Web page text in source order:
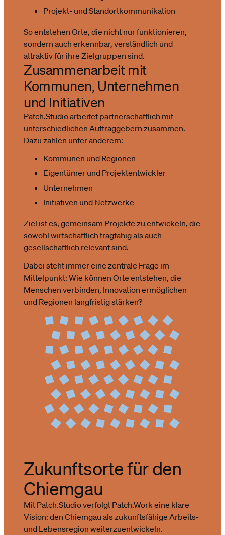
Projekt- und Standortkommunikation
So entstehen Orte, die nicht nur funktionieren,
sondern auch erkennbar, verständlich und
attraktiv für ihre Zielgruppen sind.
Zusammenarbeit mit
Kommunen, Unternehmen
und Initiativen
Patch.Studio arbeitet partnerschaftlich mit
unterschiedlichen Auftraggebern zusammen.
Dazu zählen unter anderem:
Kommunen und Regionen
Eigentümer und Projektentwickler
Unternehmen
Initiativen und Netzwerke
Ziel ist es, gemeinsam Projekte zu entwickeln, die
sowohl wirtschaftlich tragfähig als auch
gesellschaftlich relevant sind.
Dabei steht immer eine zentrale Frage im
Mittelpunkt: Wie können Orte entstehen, die
Menschen verbinden, Innovation ermöglichen
und Regionen langfristig stärken?
Zukunftsorte für den
Chiemgau
Mit Patch.Studio verfolgt Patch.Work eine klare
Vision: den Chiemgau als zukunftsfähige Arbeits-
und Lebensregion weiterzuentwickeln.